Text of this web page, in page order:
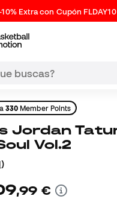
10% Extra con Cupón FLDAY10
330 Member Points
Vol.2
)
,99 €